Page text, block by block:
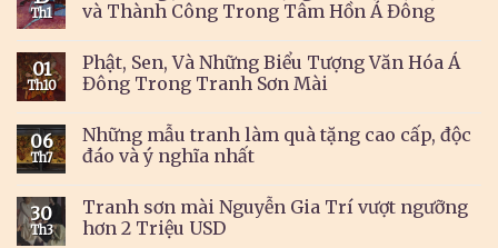
Th1
và Thành Công Trong Tâm Hồn Á Đông
01
Th10
Phật, Sen, Và Những Biểu Tượng Văn Hóa Á
Đông Trong Tranh Sơn Mài
06
Th7
Những mẫu tranh làm quà tặng cao cấp, độc
đáo và ý nghĩa nhất
30
Th3
Tranh sơn mài Nguyễn Gia Trí vượt ngưỡng
hơn 2 Triệu USD